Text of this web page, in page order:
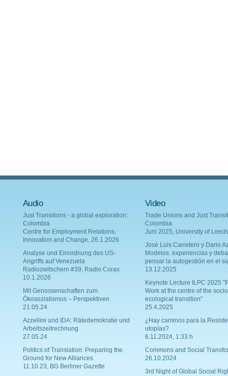
Audio
Just Transitions - a global exploration:
Colombia
Centre for Employment Relations,
Innovation and Change, 26.1.2026
Analyse und Einordnung des US-
Angriffs auf Venezuela
Radiozwitschern #39, Radio Corax
10.1.2026
Mit Genossenschaften zum
Ökosozialismus – Perspektiven
21.05.24
Azzellini und IDA: Rätedemokratie und
Arbeitszeitrechnung
27.05.24
Politics of Translation: Preparing the
Ground for New Alliances
11.10.23, BG Berliner Gazette
Video
Trade Unions and Just
Colombia
Juni 2025, University of Leeds
Josè Luis Carretero y Dario
Modelos, experiencias y
pensar la autogestión en el
13.12.2025
Keynote Lecture ILPC 2025
Work at the centre of the
ecological transition"
25.4.2025
¿Hay caminos para la
utopías?
6.11.2024, 1:33 h
Commons and Social
26.10.2024
3rd Night of Global Social